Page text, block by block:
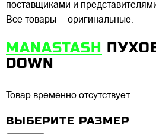
поставщиками и
Все товары — оригинальные.
MANASTASH
DOWN
Товар временно отсутствует
ВЫБЕРИТЕ РАЗМЕР